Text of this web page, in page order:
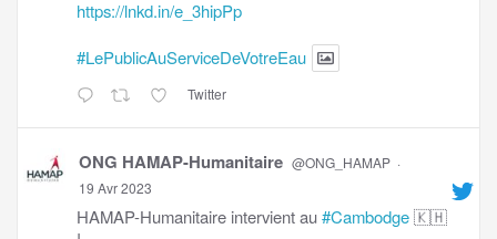
https://lnkd.in/e_3hipPp
#LePublicAuServiceDeVotreEau
Twitter
ONG HAMAP-Humanitaire @ONG_HAMAP ·
19 Avr 2023
HAMAP-Humanitaire intervient au#Cambodge🇰🇭